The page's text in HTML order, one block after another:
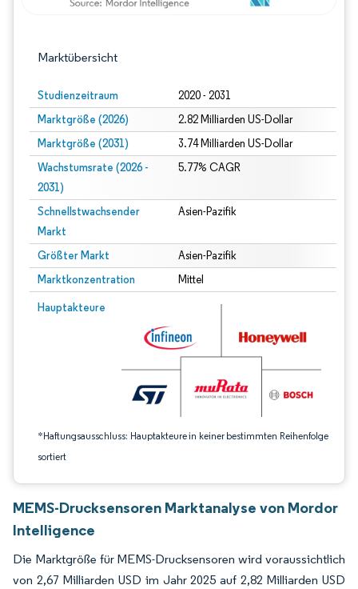
Marktübersicht
Studienzeitraum 2020 - 2031
Marktgröße (2026) 2.82 Milliarden US-Dollar
Marktgröße (2031) 3.74 Milliarden US-Dollar
Wachstumsrate (2026 -
2031)
5.77% CAGR
Schnellstwachsender
Markt
Asien-Pazifik
Größter Markt Asien-Pazifik
Marktkonzentration Mittel
Hauptakteure
*Haftungsausschluss: Hauptakteure in keiner bestimmten Reihenfolge
sortiert
Bild © Mordor Intelligence. Wiederverwendung erfordert Namensnennung
MEMS-Drucksensoren Marktanalyse von Mordor
Intelligence
Die Marktgröße für MEMS-Drucksensoren wird voraussichtlich
von 2,67 Milliarden USD im Jahr 2025 auf 2,82 Milliarden USD